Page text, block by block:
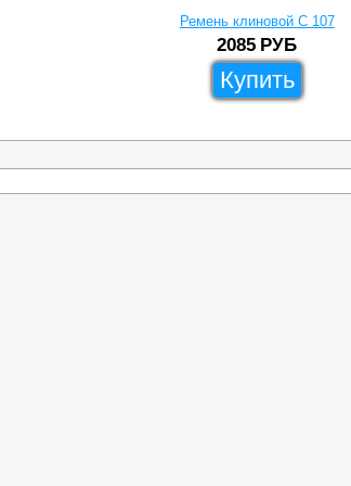
Ремень клиновой C 107
2085 РУБ
Купить